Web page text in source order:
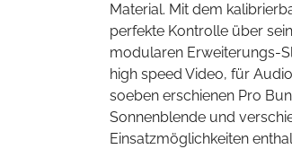
Material. Mit dem
perfekte Kontrolle über
modularen Erweiterungs-
high speed Video, für
soeben erschienen Pro
Sonnenblende und
Einsatzmöglichkeiten